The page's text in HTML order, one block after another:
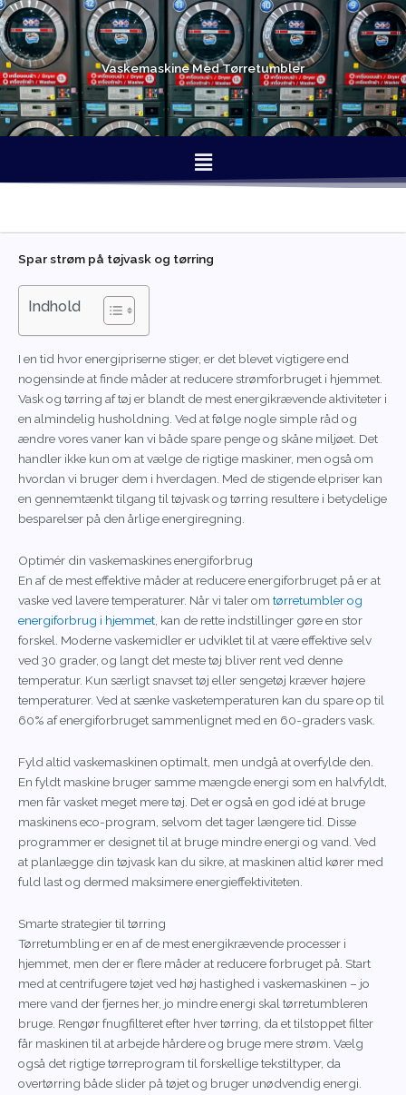
Gå
til
indholdet
Vaskemaskine Med Tørretumbler
Menu
Spar strøm på tøjvask og tørring
Indhold
I en tid hvor energipriserne stiger, er det blevet vigtigere end
nogensinde at finde måder at reducere strømforbruget i hjemmet.
Vask og tørring af tøj er blandt de mest energikrævende aktiviteter i
en almindelig husholdning. Ved at følge nogle simple råd og
ændre vores vaner kan vi både spare penge og skåne miljøet. Det
handler ikke kun om at vælge de rigtige maskiner, men også om
hvordan vi bruger dem i hverdagen. Med de stigende elpriser kan
en gennemtænkt tilgang til tøjvask og tørring resultere i betydelige
besparelser på den årlige energiregning.
Optimér din vaskemaskines energiforbrug
En af de mest effektive måder at reducere energiforbruget på er at
vaske ved lavere temperaturer. Når vi taler om tørretumbler og
energiforbrug i hjemmet , kan de rette indstillinger gøre en stor
forskel. Moderne vaskemidler er udviklet til at være effektive selv
ved 30 grader, og langt det meste tøj bliver rent ved denne
temperatur. Kun særligt snavset tøj eller sengetøj kræver højere
temperaturer. Ved at sænke vasketemperaturen kan du spare op til
60% af energiforbruget sammenlignet med en 60-graders vask.
Fyld altid vaskemaskinen optimalt, men undgå at overfylde den.
En fyldt maskine bruger samme mængde energi som en halvfyldt,
men får vasket meget mere tøj. Det er også en god idé at bruge
maskinens eco-program, selvom det tager længere tid. Disse
programmer er designet til at bruge mindre energi og vand. Ved
at planlægge din tøjvask kan du sikre, at maskinen altid kører med
fuld last og dermed maksimere energieffektiviteten.
Smarte strategier til tørring
Tørretumbling er en af de mest energikrævende processer i
hjemmet, men der er flere måder at reducere forbruget på. Start
med at centrifugere tøjet ved høj hastighed i vaskemaskinen – jo
mere vand der fjernes her, jo mindre energi skal tørretumbleren
bruge. Rengør fnugfilteret efter hver tørring, da et tilstoppet filter
får maskinen til at arbejde hårdere og bruge mere strøm. Vælg
også det rigtige tørreprogram til forskellige tekstiltyper, da
overtørring både slider på tøjet og bruger unødvendig energi.